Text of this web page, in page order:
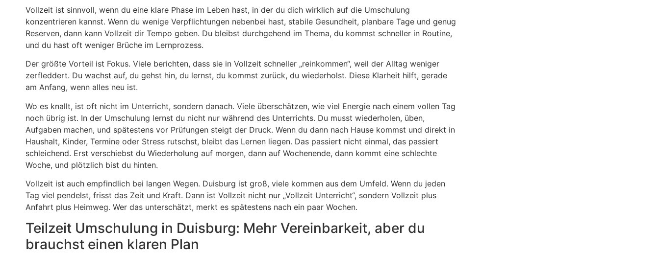
Vollzeit ist sinnvoll, wenn du eine klare Phase im Leben hast, in der du dich wirklich auf die Umschulung
konzentrieren kannst. Wenn du wenige Verpflichtungen nebenbei hast, stabile Gesundheit, planbare Tage und genug
Reserven, dann kann Vollzeit dir Tempo geben. Du bleibst durchgehend im Thema, du kommst schneller in Routine,
und du hast oft weniger Brüche im Lernprozess.
Der größte Vorteil ist Fokus. Viele berichten, dass sie in Vollzeit schneller „reinkommen“, weil der Alltag weniger
zerfleddert. Du wachst auf, du gehst hin, du lernst, du kommst zurück, du wiederholst. Diese Klarheit hilft, gerade
am Anfang, wenn alles neu ist.
Wo es knallt, ist oft nicht im Unterricht, sondern danach. Viele überschätzen, wie viel Energie nach einem vollen Tag
noch übrig ist. In der Umschulung lernst du nicht nur während des Unterrichts. Du musst wiederholen, üben,
Aufgaben machen, und spätestens vor Prüfungen steigt der Druck. Wenn du dann nach Hause kommst und direkt in
Haushalt, Kinder, Termine oder Stress rutschst, bleibt das Lernen liegen. Das passiert nicht einmal, das passiert
schleichend. Erst verschiebst du Wiederholung auf morgen, dann auf Wochenende, dann kommt eine schlechte
Woche, und plötzlich bist du hinten.
Vollzeit ist auch empfindlich bei langen Wegen. Duisburg ist groß, viele kommen aus dem Umfeld. Wenn du jeden
Tag viel pendelst, frisst das Zeit und Kraft. Dann ist Vollzeit nicht nur „Vollzeit Unterricht“, sondern Vollzeit plus
Anfahrt plus Heimweg. Wer das unterschätzt, merkt es spätestens nach ein paar Wochen.
Teilzeit Umschulung in Duisburg: Mehr Vereinbarkeit, aber du
brauchst einen klaren Plan